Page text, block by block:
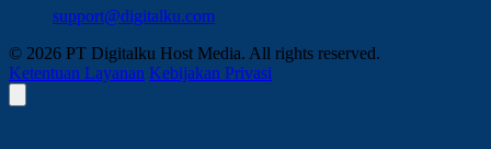
support@digitalku.com
© 2026 PT Digitalku Host Media. All rights reserved.
Ketentuan Layanan Kebijakan Privasi